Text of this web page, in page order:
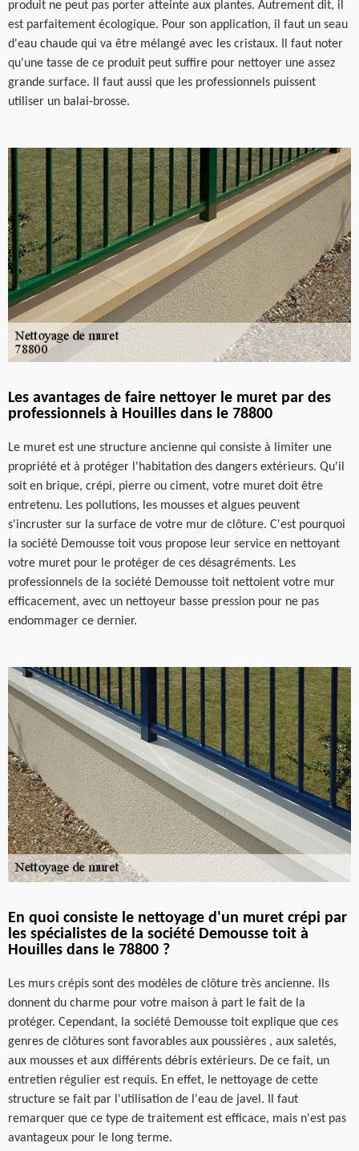
produit ne peut pas porter atteinte aux plantes. Autrement dit, il
est parfaitement écologique. Pour son application, il faut un seau
d'eau chaude qui va être mélangé avec les cristaux. Il faut noter
qu'une tasse de ce produit peut suffire pour nettoyer une assez
grande surface. Il faut aussi que les professionnels puissent
utiliser un balai-brosse.
Les avantages de faire nettoyer le muret par des
professionnels à Houilles dans le 78800
Le muret est une structure ancienne qui consiste à limiter une
propriété et à protéger l'habitation des dangers extérieurs. Qu'il
soit en brique, crépi, pierre ou ciment, votre muret doit être
entretenu. Les pollutions, les mousses et algues peuvent
s'incruster sur la surface de votre mur de clôture. C'est pourquoi
la société Demousse toit vous propose leur service en nettoyant
votre muret pour le protéger de ces désagréments. Les
professionnels de la société Demousse toit nettoient votre mur
efficacement, avec un nettoyeur basse pression pour ne pas
endommager ce dernier.
En quoi consiste le nettoyage d'un muret crépi par
les spécialistes de la société Demousse toit à
Houilles dans le 78800 ?
Les murs crépis sont des modèles de clôture très ancienne. Ils
donnent du charme pour votre maison à part le fait de la
protéger. Cependant, la société Demousse toit explique que ces
genres de clôtures sont favorables aux poussières , aux saletés,
aux mousses et aux différents débris extérieurs. De ce fait, un
entretien régulier est requis. En effet, le nettoyage de cette
structure se fait par l'utilisation de l'eau de javel. Il faut
remarquer que ce type de traitement est efficace, mais n'est pas
avantageux pour le long terme.